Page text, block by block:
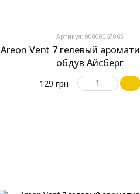
Артикул: 00000067065
Areon Vent 7 гелевый
обдув Айсберг
129 грн